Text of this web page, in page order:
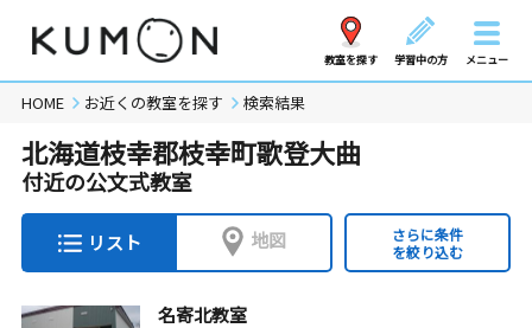
教室を探す 学習中の方 メニュー
HOME お近くの教室を探す 検索結果
北海道枝幸郡枝幸町歌登大曲
付近の公文式教室
リスト 地図
さらに条件
を絞り込む
名寄北教室